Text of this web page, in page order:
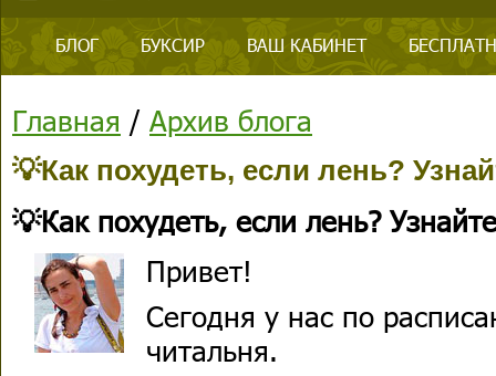
БЛОГ БУКСИР ВАШ КАБИНЕТ
Главная / Архив блога
💡Как похудеть, если лень?
💡Как похудеть, если лень?
Привет!
Сегодня у нас по
читальня.